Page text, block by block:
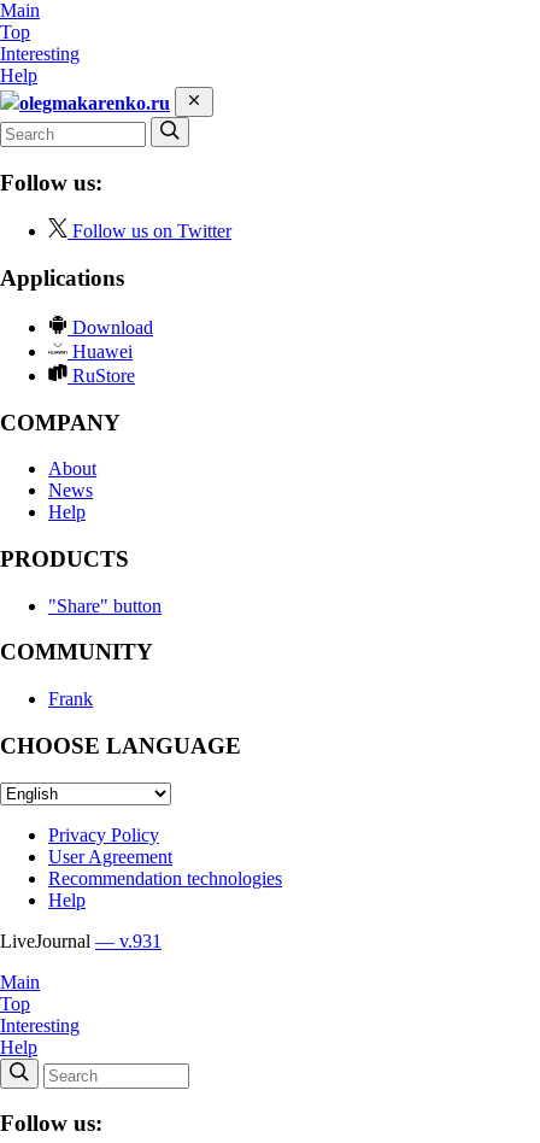
Main
Top
Interesting
Help
olegmakarenko.ru
Follow us:
Follow us on Twitter
Applications
Download
Huawei
RuStore
COMPANY
About
News
Help
PRODUCTS
"Share" button
COMMUNITY
Frank
CHOOSE LANGUAGE
Privacy Policy
User Agreement
Recommendation technologies
Help
LiveJournal — v.931
Main
Top
Interesting
Help
Follow us: